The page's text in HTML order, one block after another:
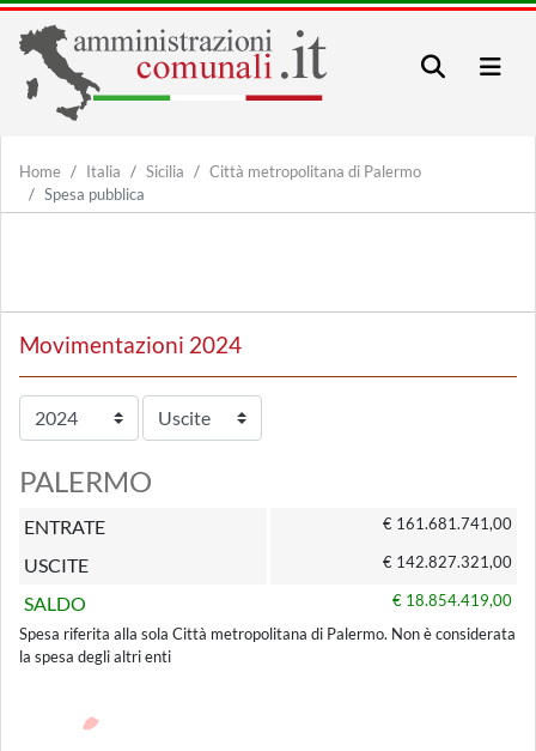
Home Italia Sicilia
Città metropolitana di Palermo
Spesa pubblica
Movimentazioni 2024
PALERMO
ENTRATE € 161.681.741,00
USCITE € 142.827.321,00
SALDO
€ 18.854.419,00
Spesa riferita alla sola Città metropolitana di Palermo. Non è considerata
la spesa degli altri enti